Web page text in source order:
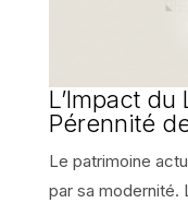
L’Impact du
Pérennité
Le patrimoine
par sa modernité.